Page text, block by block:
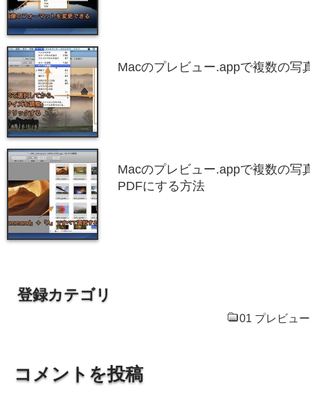
Macのプレビュー.appで複数の写
Macのプレビュー.appで複数の写
PDFにする方法
登録カテゴリ
01 プレビュ
コメントを投稿